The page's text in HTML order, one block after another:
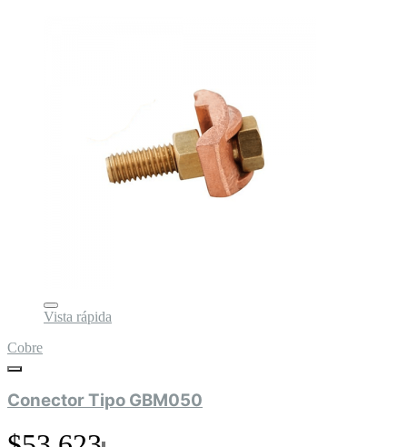
Vista rápida
Cobre
Conector Tipo GBM050